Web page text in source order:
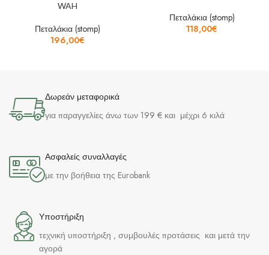
WAH
Πεταλάκια (stomp)
196,00€
Πεταλάκια (stomp)
118,00€
Δωρεάν μεταφορικά
για παραγγελίες άνω των 199 € και μέχρι 6 κιλά
Ασφαλείς συναλλαγές
με την βοήθεια της Eurobank
Υποστήριξη
τεχνική υποστήριξη , συμβουλές προτάσεις και μετά την
αγορά